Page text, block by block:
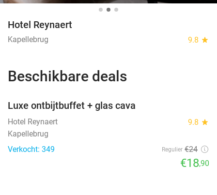
Hotel Reynaert
Kapellebrug 9.8 star
Beschikbare deals
Luxe ontbijtbuffet + glas cava
Hotel Reynaert 9.8 star
Kapellebrug
Verkocht: 349
Regulier €24
€18,90